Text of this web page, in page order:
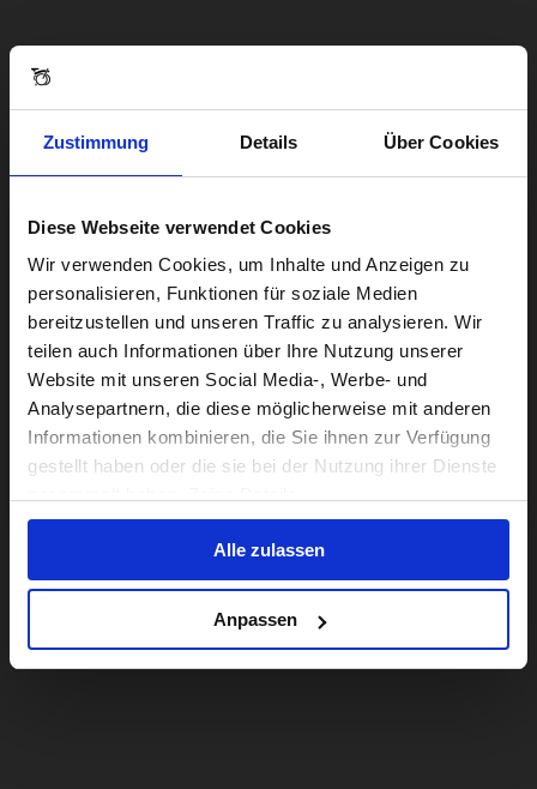
Zustimmung Details Über Cookies
Diese Webseite verwendet Cookies
Wir verwenden Cookies, um Inhalte und Anzeigen zu
personalisieren, Funktionen für soziale Medien
bereitzustellen und unseren Traffic zu analysieren. Wir
teilen auch Informationen über Ihre Nutzung unserer
Website mit unseren Social Media-, Werbe- und
Analysepartnern, die diese möglicherweise mit anderen
Informationen kombinieren, die Sie ihnen zur Verfügung
gestellt haben oder die sie bei der Nutzung ihrer Dienste
Alle zulassen
Anpassen
Visiting from the United States?
For a better experience, please visit our:
US website
No, stay here